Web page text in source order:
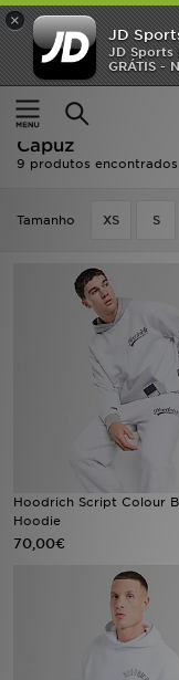
×
JD
JD Sports
GRÁTIS -
Página principal
Hoodrich
Capuz
9 produtos encontrados
Tamanho XS S
Hoodrich Script Colour
Hoodie
70,00€
INÍCIO
Promoções
NOVIDADES
CRIANÇA
DESPORTO
FUTEBOL JD
VER MARCAS
LOCALIZADOR DE
MENSAGENS